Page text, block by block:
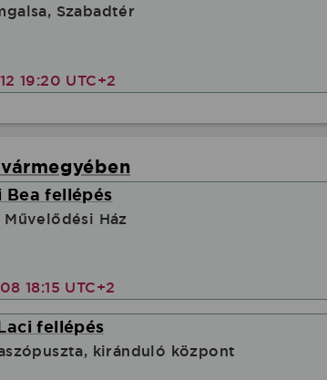
Szabadtér
19:20 UTC+2
Bea fellépés
Művelődési Ház
18:15 UTC+2
fellépés
kiránduló központ